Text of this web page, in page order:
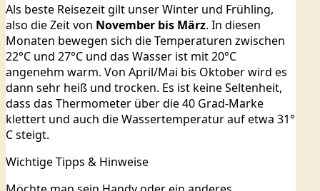
Als beste Reisezeit gilt unser Winter und Frühling,
also die Zeit von November bis März. In diesen
Monaten bewegen sich die Temperaturen zwischen
22°C und 27°C und das Wasser ist mit 20°C
angenehm warm. Von April/Mai bis Oktober wird es
dann sehr heiß und trocken. Es ist keine Seltenheit,
dass das Thermometer über die 40 Grad-Marke
klettert und auch die Wassertemperatur auf etwa 31°
C steigt.
Wichtige Tipps & Hinweise